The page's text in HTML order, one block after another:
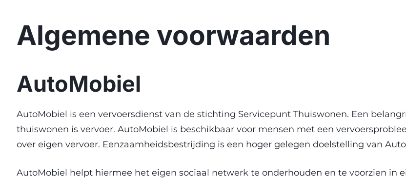
Algemene voorwaarden
AutoMobiel
AutoMobiel is een vervoersdienst van de stichting Servicepunt Thuiswonen. Een
thuiswonen is vervoer. AutoMobiel is beschikbaar voor mensen met een
over eigen vervoer. Eenzaamheidsbestrijding is een hoger gelegen doelstelling van
AutoMobiel helpt hiermee het eigen sociaal netwerk te onderhouden en te voorzien in